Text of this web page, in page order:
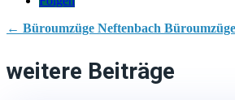
← Büroumzüge Neftenbach
weitere Beiträge